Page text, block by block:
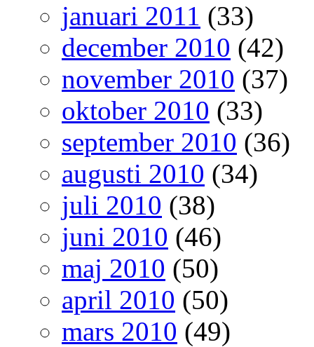
januari 2011 (33)
december 2010 (42)
november 2010 (37)
oktober 2010 (33)
september 2010 (36)
augusti 2010 (34)
juli 2010 (38)
juni 2010 (46)
maj 2010 (50)
april 2010 (50)
mars 2010 (49)